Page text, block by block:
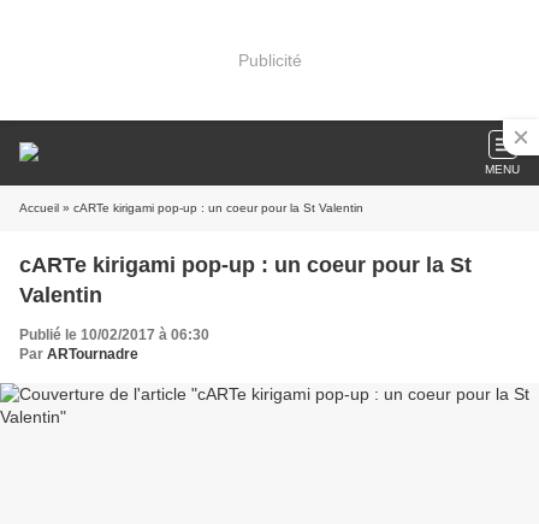
Publicité
MENU
Accueil » cARTe kirigami pop-up : un coeur pour la St Valentin
cARTe kirigami pop-up : un coeur pour la St
Valentin
Publié le 10/02/2017 à 06:30
Par ARTournadre